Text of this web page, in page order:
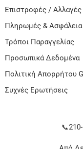
Επιστροφές / Αλλαγές
Πληρωμές & Ασφάλεια
Τρόποι Παραγγελίας
Προσωπικά Δεδομένα
Πολιτική Απορρήτου
Συχνές Ερωτήσεις
📞